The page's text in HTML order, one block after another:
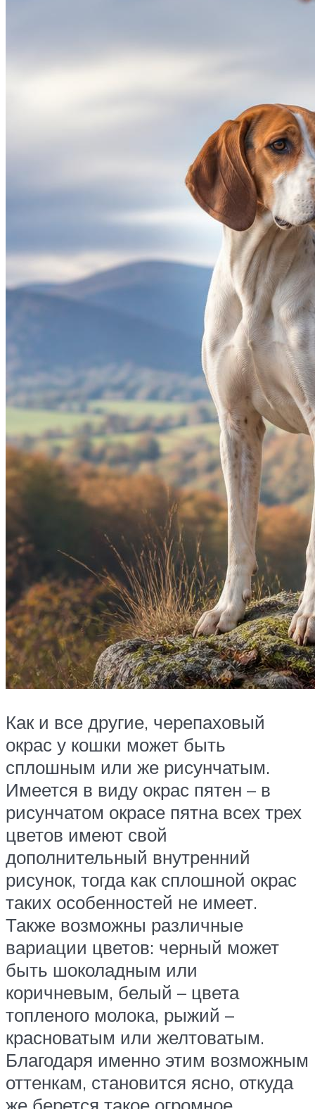
Как и все другие, черепаховый
окрас у кошки может быть
сплошным или же рисунчатым.
Имеется в виду окрас пятен – в
рисунчатом окрасе пятна всех трех
цветов имеют свой
дополнительный внутренний
рисунок, тогда как сплошной окрас
таких особенностей не имеет.
Также возможны различные
вариации цветов: черный может
быть шоколадным или
коричневым, белый – цвета
топленого молока, рыжий –
красноватым или желтоватым.
Благодаря именно этим возможным
оттенкам, становится ясно, откуда